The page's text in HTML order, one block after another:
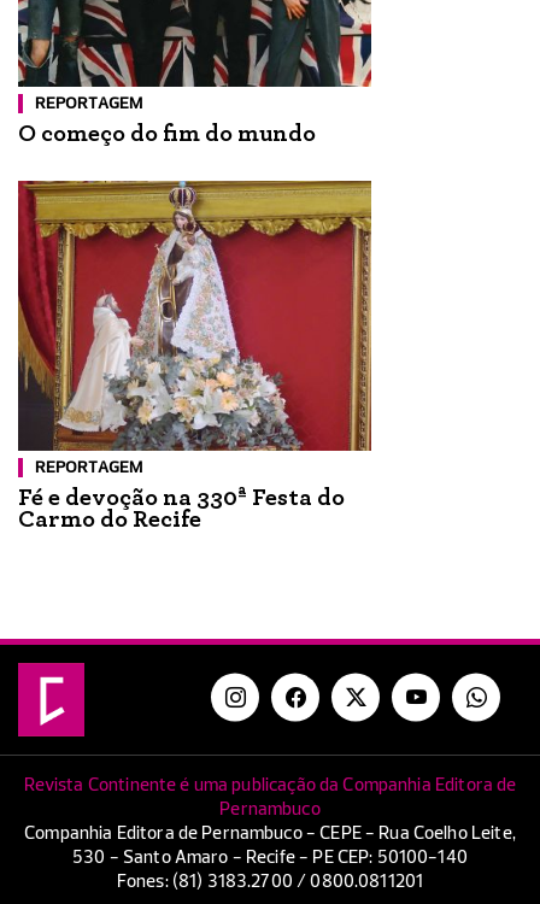
REPORTAGEM
O começo do fim do mundo
REPORTAGEM
Fé e devoção na 330ª Festa do
Carmo do Recife
Revista Continente é uma publicação da Companhia Editora de
Pernambuco
Companhia Editora de Pernambuco - CEPE - Rua Coelho Leite,
530 - Santo Amaro - Recife - PE CEP: 50100-140
Fones: (81) 3183.2700 / 0800.0811201